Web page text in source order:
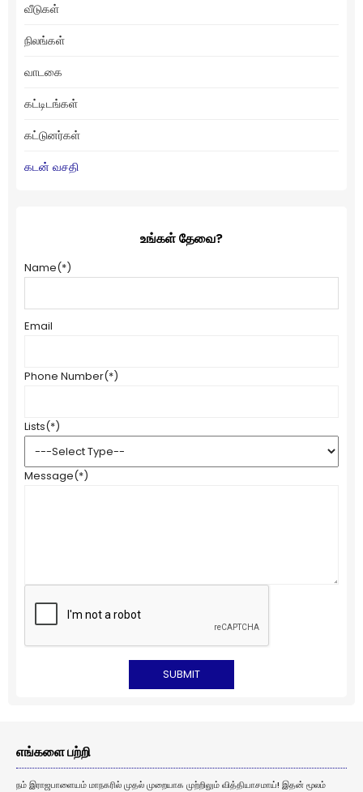
வீடுகள்
நிலங்கள்
வாடகை
கட்டிடங்கள்
கட்டுனர்கள்
கடன் வசதி
உங்கள் தேவை?
Name(*)
Email
Phone Number(*)
Lists(*)
Message(*)
எங்களை பற்றி
நம் இராஜபாளையம் மாநகரில் முதல் முறையாக முற்றிலும் வித்தியாசமாய்! இதன் மூலம்